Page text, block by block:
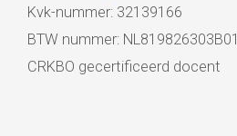
Kvk-nummer: 32139166
BTW nummer: NL819826303B01
CRKBO gecertificeerd docent